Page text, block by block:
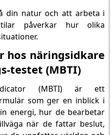
din natur och att arbeta i
påverkar hur olika
hos näringsidkare
testet (MBTI)
(MBTI) är ett
som ger en inblick i
energi, hur de bearbetar
när de fattar beslut,